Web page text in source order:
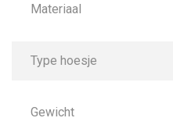
Materiaal
Type hoesje
Gewicht